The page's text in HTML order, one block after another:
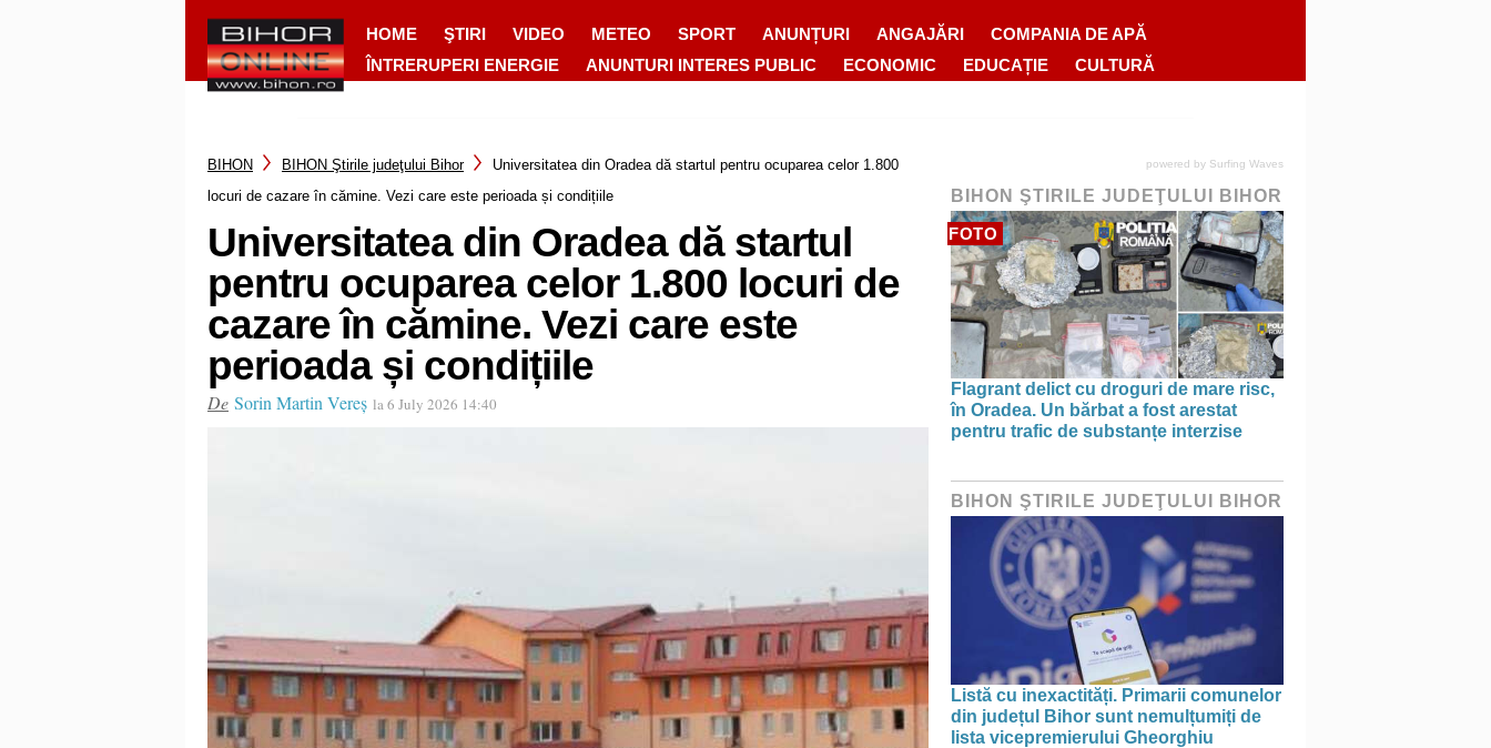
HOME ŞTIRI VIDEO METEO SPORT ANUNȚURI ANGAJĂRI
COMPANIA DE APĂ
ÎNTRERUPERI ENERGIE
ANUNTURI INTERES PUBLIC ECONOMIC EDUCAȚIE CULTURĂ
BIHON BIHON Ştirile judeţului Bihor
Universitatea din Oradea dă startul pentru ocuparea celor 1.800
locuri de cazare în cămine. Vezi care este perioada și condițiile
Universitatea din Oradea dă startul
pentru ocuparea celor 1.800 locuri de
cazare în cămine. Vezi care este
perioada și condițiile
De Sorin Martin Vereș la 6 July 2026 14:40
powered by Surfing Waves
BIHON ŞTIRILE JUDEŢULUI BIHOR
FOTO
Flagrant delict cu droguri de mare risc,
în Oradea. Un bărbat a fost arestat
pentru trafic de substanțe interzise
BIHON ŞTIRILE JUDEŢULUI BIHOR
Listă cu inexactități. Primarii comunelor
din județul Bihor sunt nemulțumiți de
lista vicepremierului Gheorghiu